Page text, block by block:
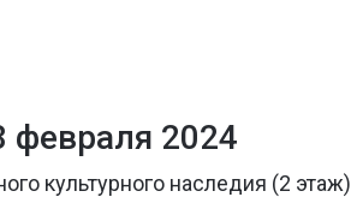
февраля 2024
культурного наследия (2 этаж)